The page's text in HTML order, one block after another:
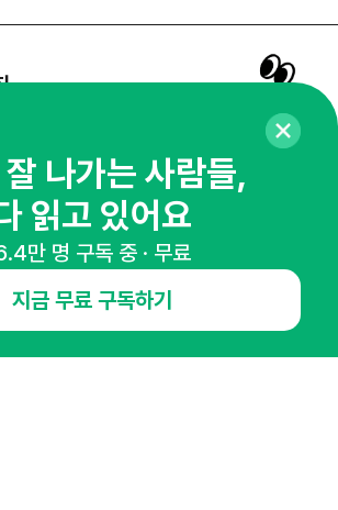
,
워 드릴게요!
시키는 뉴스레터
제휴문의
인사이터 신청
나가는 사람들,
읽고 있어요
만 명 구독 중 · 무료
지금 무료 구독하기